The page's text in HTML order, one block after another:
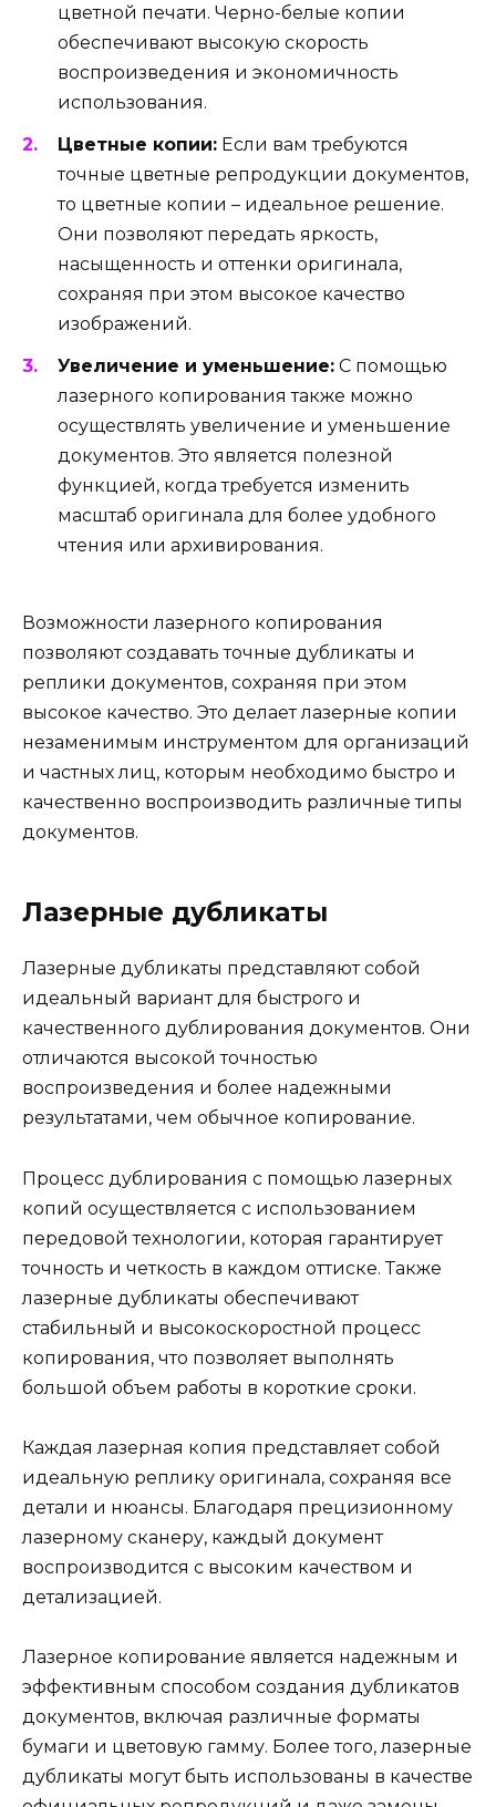
цветной печати. Черно-белые копии
обеспечивают высокую скорость
воспроизведения и экономичность
использования.
Цветные копии: Если вам требуются
точные цветные репродукции документов,
то цветные копии – идеальное решение.
Они позволяют передать яркость,
насыщенность и оттенки оригинала,
сохраняя при этом высокое качество
изображений.
Увеличение и уменьшение: С помощью
лазерного копирования также можно
осуществлять увеличение и уменьшение
документов. Это является полезной
функцией, когда требуется изменить
масштаб оригинала для более удобного
чтения или архивирования.
Возможности лазерного копирования
позволяют создавать точные дубликаты и
реплики документов, сохраняя при этом
высокое качество. Это делает лазерные копии
незаменимым инструментом для организаций
и частных лиц, которым необходимо быстро и
качественно воспроизводить различные типы
документов.
Лазерные дубликаты
Лазерные дубликаты представляют собой
идеальный вариант для быстрого и
качественного дублирования документов. Они
отличаются высокой точностью
воспроизведения и более надежными
результатами, чем обычное копирование.
Процесс дублирования с помощью лазерных
копий осуществляется с использованием
передовой технологии, которая гарантирует
точность и четкость в каждом оттиске. Также
лазерные дубликаты обеспечивают
стабильный и высокоскоростной процесс
копирования, что позволяет выполнять
большой объем работы в короткие сроки.
Каждая лазерная копия представляет собой
идеальную реплику оригинала, сохраняя все
детали и нюансы. Благодаря прецизионному
лазерному сканеру, каждый документ
воспроизводится с высоким качеством и
детализацией.
Лазерное копирование является надежным и
эффективным способом создания дубликатов
документов, включая различные форматы
бумаги и цветовую гамму. Более того, лазерные
дубликаты могут быть использованы в качестве